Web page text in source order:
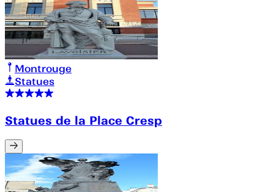
Montrouge
Statues
Statues de la Place Cresp